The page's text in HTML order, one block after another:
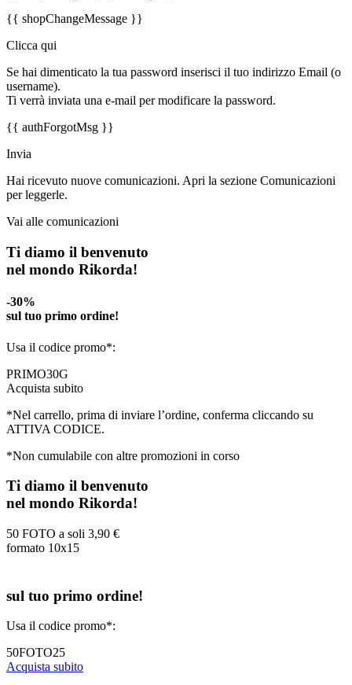
{{ shopChangeMessage }}
Clicca qui
Se hai dimenticato la tua password inserisci il tuo indirizzo Email (o
username).
Ti verrà inviata una e-mail per modificare la password.
{{ authForgotMsg }}
Invia
Hai ricevuto nuove comunicazioni. Apri la sezione Comunicazioni
per leggerle.
Vai alle comunicazioni
Ti diamo il benvenuto
nel mondo Rikorda!
-30%
sul tuo primo ordine!
Usa il codice promo*:
PRIMO30G
Acquista subito
*Nel carrello, prima di inviare l’ordine, conferma cliccando su
ATTIVA CODICE.
*Non cumulabile con altre promozioni in corso
Ti diamo il benvenuto
nel mondo Rikorda!
50 FOTO a soli 3,90 €
formato 10x15
sul tuo primo ordine!
Usa il codice promo*:
50FOTO25
Acquista subito